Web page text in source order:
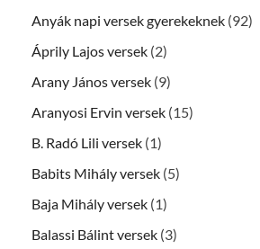
Anyák napi versek gyerekeknek (92)
Áprily Lajos versek (2)
Arany János versek (9)
Aranyosi Ervin versek (15)
B. Radó Lili versek (1)
Babits Mihály versek (5)
Baja Mihály versek (1)
Balassi Bálint versek (3)